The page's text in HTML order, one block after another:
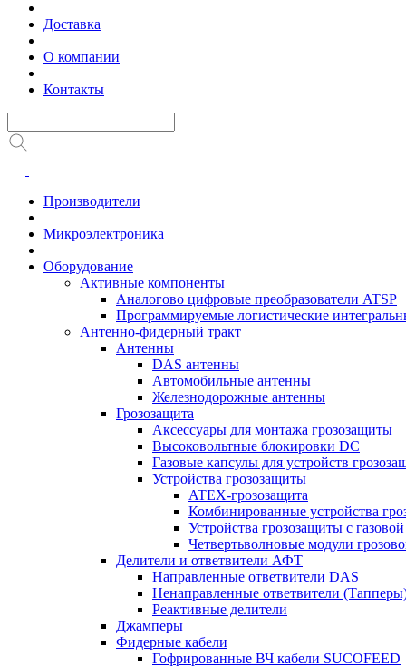
Доставка
О компании
Контакты
Производители
Микроэлектроника
Оборудование
Активные компоненты
Аналогово цифровые преобразователи ATSP
Программируемые логистические
Антенно-фидерный тракт
Антенны
DAS антенны
Автомобильные антенны
Железнодорожные антенны
Грозозащита
Аксессуары для монтажа грозозащиты
Высоковольтные блокировки DC
Газовые капсулы для устройств
Устройства грозозащиты
ATEX-грозозащита
Комбинированные устройства
Устройства грозозащиты с
Четвертьволновые модули
Делители и ответвители АФТ
Направленные ответвители DAS
Ненаправленные ответвители
Реактивные делители
Джамперы
Фидерные кабели
Гофрированные ВЧ кабели SUCOFEED